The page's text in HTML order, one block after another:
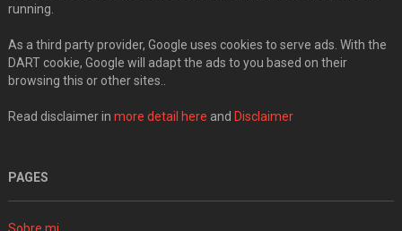
running.
As a third party provider, Google uses cookies to serve ads. With the
DART cookie, Google will adapt the ads to you based on their
browsing this or other sites..
Read disclaimer in more detail here and Disclaimer
PAGES
Sobre mi